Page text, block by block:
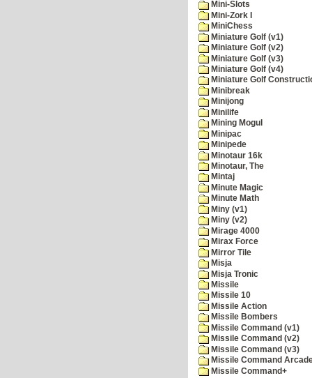
Mini-Slots
Mini-Zork I
MiniChess
Miniature Golf (v1)
Miniature Golf (v2)
Miniature Golf (v3)
Miniature Golf (v4)
Miniature Golf
Minibreak
Minijong
Minilife
Mining Mogul
Minipac
Minipede
Minotaur 16k
Minotaur, The
Mintaj
Minute Magic
Minute Math
Miny (v1)
Miny (v2)
Mirage 4000
Mirax Force
Mirror Tile
Misja
Misja Tronic
Missile
Missile 10
Missile Action
Missile Bombers
Missile Command (v1)
Missile Command (v2)
Missile Command (v3)
Missile Command
Missile Command+